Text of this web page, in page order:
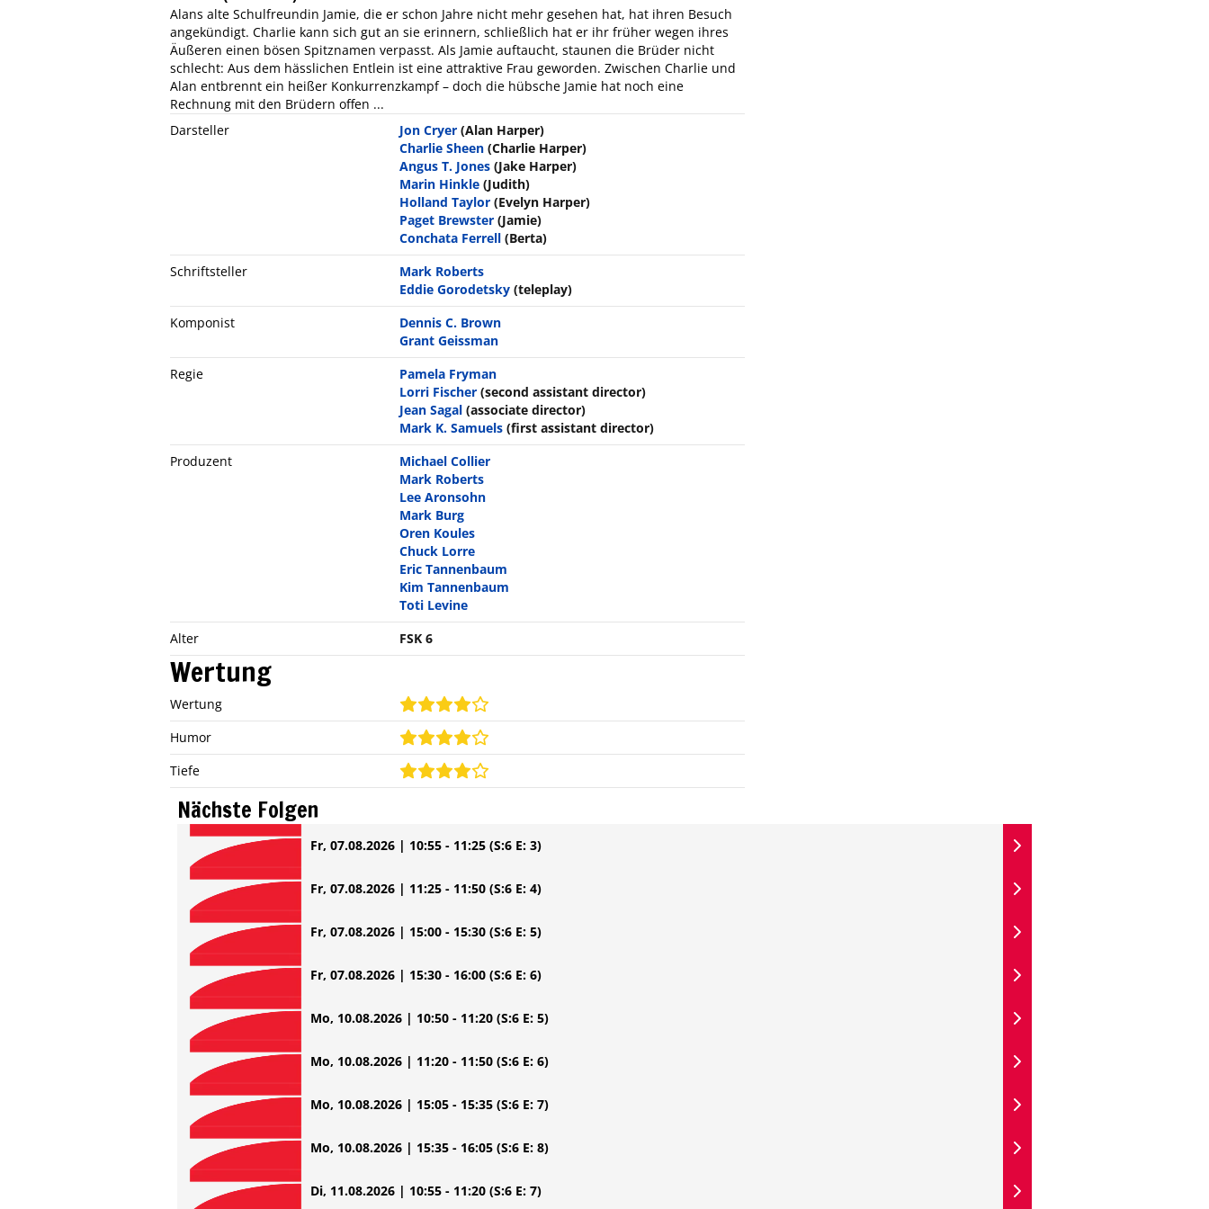
Alans alte Schulfreundin Jamie, die er schon Jahre nicht mehr gesehen hat, hat ihren Besuch
angekündigt. Charlie kann sich gut an sie erinnern, schließlich hat er ihr früher wegen ihres
Äußeren einen bösen Spitznamen verpasst. Als Jamie auftaucht, staunen die Brüder nicht
schlecht: Aus dem hässlichen Entlein ist eine attraktive Frau geworden. Zwischen Charlie und
Alan entbrennt ein heißer Konkurrenzkampf – doch die hübsche Jamie hat noch eine
Rechnung mit den Brüdern offen ...
Darsteller
Jon Cryer (Alan Harper)
Charlie Sheen (Charlie Harper)
Angus T. Jones (Jake Harper)
Marin Hinkle (Judith)
Holland Taylor (Evelyn Harper)
Paget Brewster (Jamie)
Conchata Ferrell (Berta)
Schriftsteller
Mark Roberts
Eddie Gorodetsky (teleplay)
Komponist
Dennis C. Brown
Grant Geissman
Regie
Pamela Fryman
Lorri Fischer (second assistant director)
Jean Sagal (associate director)
Mark K. Samuels (first assistant director)
Produzent
Michael Collier
Mark Roberts
Lee Aronsohn
Mark Burg
Oren Koules
Chuck Lorre
Eric Tannenbaum
Kim Tannenbaum
Toti Levine
Alter
FSK 6
Wertung
Wertung
Humor
Tiefe
Nächste Folgen
Fr, 07.08.2026 | 10:55 - 11:25 (S:6 E: 3)
Fr, 07.08.2026 | 11:25 - 11:50 (S:6 E: 4)
Fr, 07.08.2026 | 15:00 - 15:30 (S:6 E: 5)
Fr, 07.08.2026 | 15:30 - 16:00 (S:6 E: 6)
Mo, 10.08.2026 | 10:50 - 11:20 (S:6 E: 5)
Mo, 10.08.2026 | 11:20 - 11:50 (S:6 E: 6)
Mo, 10.08.2026 | 15:05 - 15:35 (S:6 E: 7)
Mo, 10.08.2026 | 15:35 - 16:05 (S:6 E: 8)
Di, 11.08.2026 | 10:55 - 11:20 (S:6 E: 7)